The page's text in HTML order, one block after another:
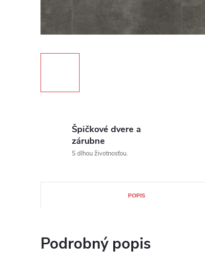
Špičkové dvere a
zárubne
S dlhou životnosťou.
POPIS
Podrobný popis